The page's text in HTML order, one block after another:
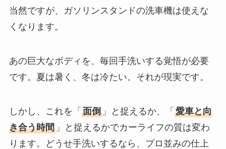
当然ですが、ガソリンスタンドの洗車機は使えな
くなります。
あの巨大なボディを、毎回手洗いする覚悟が必要
です。夏は暑く、冬は冷たい。それが現実です。
しかし、これを「 面倒」と捉えるか、「 愛車と向
き合う時間」と捉えるかでカーライフの質は変わ
ります。どうせ手洗いするなら、プロ並みの仕上